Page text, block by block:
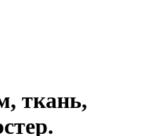
ткань,